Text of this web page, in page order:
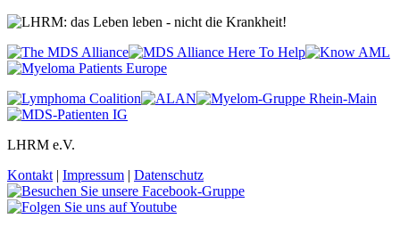
LHRM e.V.
Kontakt | Impressum | Datenschutz